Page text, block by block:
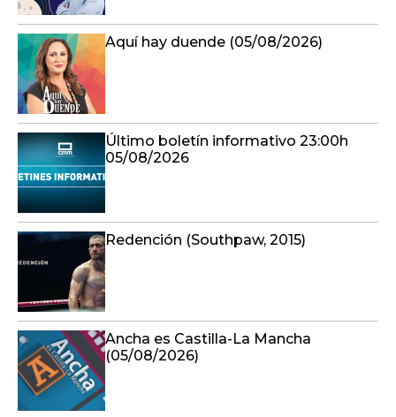
Aquí hay duende (05/08/2026)
Último boletín informativo 23:00h
05/08/2026
Redención (Southpaw, 2015)
Ancha es Castilla-La Mancha
(05/08/2026)